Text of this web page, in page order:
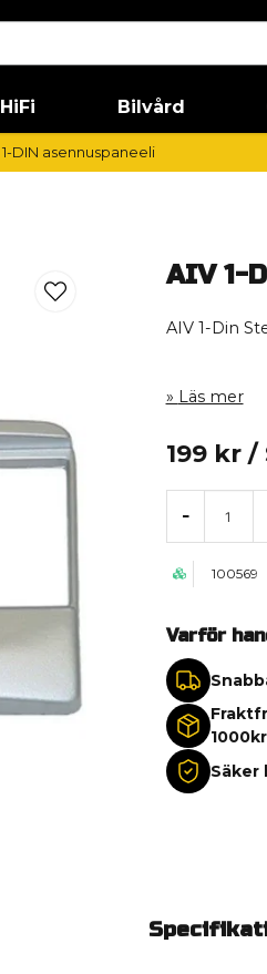
Bilvård
1-DIN asennuspaneeli
AIV 1-
AIV 1-Din
Läs mer
199 kr /
-
100569
Varför
Säker